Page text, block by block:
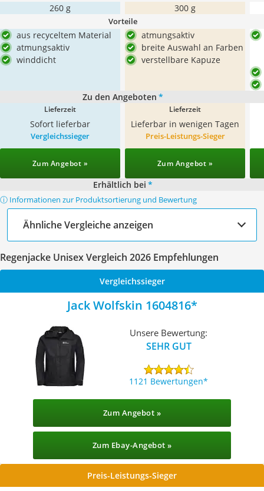
260 g 300 g
Vorteile
aus recyceltem Material
atmungsaktiv
winddicht
atmungsaktiv
breite Auswahl an Farben
verstellbare Kapuze
Zu den Angeboten *
Lieferzeit
Sofort lieferbar
Lieferzeit
Lieferbar in wenigen Tagen
Vergleichssieger
Zum Angebot »
Preis-Leistungs-Sieger
Zum Angebot »
Erhältlich bei *
ⓘ Informationen zur Produktsortierung und Bewertung
Ähnliche Vergleiche anzeigen
Regenjacke Unisex Vergleich 2026 Empfehlungen
Vergleichssieger
Jack Wolfskin 1604816
Unsere Bewertung:
SEHR GUT
1121 Bewertungen
Zum Angebot »
Zum Ebay-Angebot »
Preis-Leistungs-Sieger